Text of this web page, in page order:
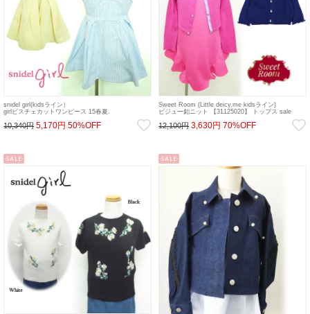
snidel girl(kidsライン）
girlビスチェカットワンピース 15春夏.
10,340円 5,170円 50%OFF
Sweet Room (Little deicy,me kidsライン)
ビジュー釦ニット 【31125020】 トップス sale
12,100円 3,630円 70%OFF
SALE SALE